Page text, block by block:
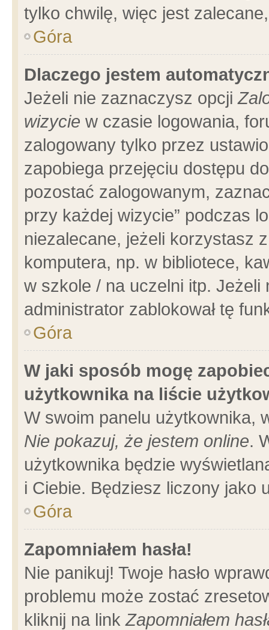
tylko chwilę, więc jest
Góra
Dlaczego jestem
Jeżeli nie zaznaczysz opcji
wizycie w czasie logowania,
zalogowany tylko przez
zapobiega przejęciu dostępu
pozostać zalogowanym,
przy każdej wizycie” podczas
niezalecane, jeżeli korzystasz
komputera, np. w bibliotece,
w szkole / na uczelni itp.
administrator zablokował tę
Góra
W jaki sposób mogę
użytkownika na liście
W swoim panelu użytkownika,
Nie pokazuj, że jestem online.
użytkownika będzie
i Ciebie. Będziesz liczony jako
Góra
Zapomniałem hasła!
Nie panikuj! Twoje hasło
problemu może zostać
kliknij na linkZapomniałem